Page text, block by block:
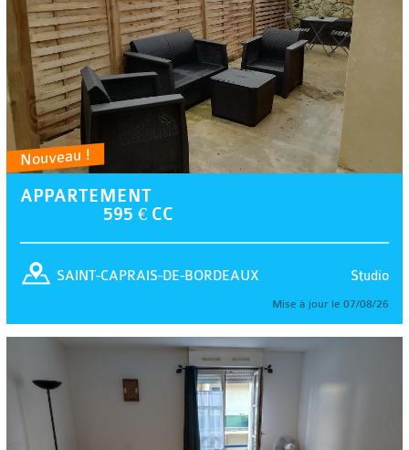
Nouveau !
APPARTEMENT
595 € CC
Studio
SAINT-CAPRAIS-DE-BORDEAUX
Mise à jour le 07/08/26